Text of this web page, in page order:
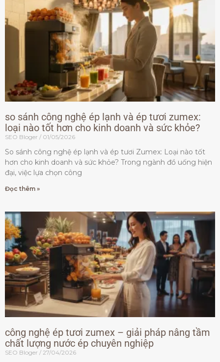
so sánh công nghệ ép lạnh và ép tươi zumex:
loại nào tốt hơn cho kinh doanh và sức khỏe?
SEO Bloger 01/05/2026
So sánh công nghệ ép lạnh và ép tươi Zumex: Loại nào tốt
hơn cho kinh doanh và sức khỏe? Trong ngành đồ uống hiện
đại, việc lựa chọn công
Đọc thêm »
công nghệ ép tươi zumex – giải pháp nâng tầm
chất lượng nước ép chuyên nghiệp
SEO Bloger 27/04/2026